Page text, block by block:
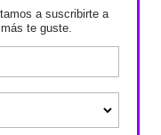
a suscribirte a
te guste.